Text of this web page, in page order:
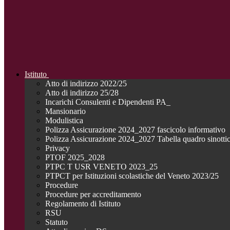
Istituto
Atto di indirizzo 2022/25
Atto di indirizzo 25/28
Incarichi Consulenti e Dipendenti PA_
Mansionario
Modulistica
Polizza Assicurazione 2024_2027 fascicolo informativo
Polizza Assicurazione 2024_2027 Tabella quadro
Privacy
PTOF 2025_2028
PTPC T USR VENETO 2023_25
PTPCT per Istituzioni scolastiche del Veneto 2023/25
Procedure
Procedure per accreditamento
Regolamento di Istituto
RSU
Statuto